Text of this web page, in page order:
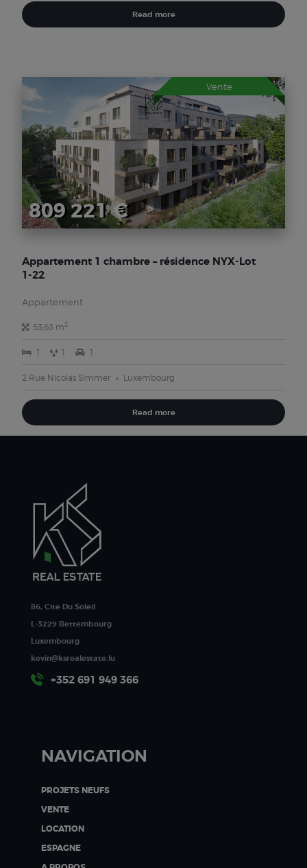
Read more
Vente
809 221 €
Appartement 1 chambre – résidence NYX-Lot
1-22
Appartement
53,63 m2
1 1 1
2 Rue Nicolas Simmer Luxembourg
Read more
86, Cite Du Soleil
L-3229 Bettembourg
Luxembourg
kevin@ksrealestate.lu
+352 691 949 366
NAVIGATION
PROJETS NEUFS
VENTE
LOCATION
ESPAGNE